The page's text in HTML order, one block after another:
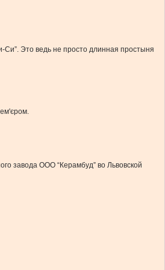
Си”. Это ведь не просто длинная простыня
завода ООО “Керамбуд” во Львовской